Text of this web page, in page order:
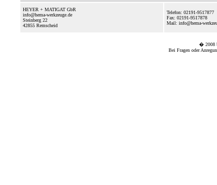
HEYER + MATIGAT GbR
info@hema-werkzeuge.de
Steinberg 22
42855 Remscheid
Telefon: 02191-9517877
Fax: 02191-9517878
Mail: info@hema-
� 2008
Bei Fragen oder